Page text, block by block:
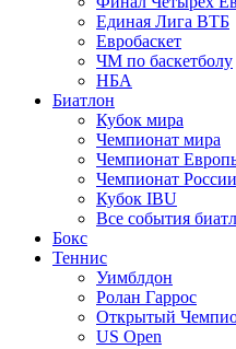
Единая Лига ВТБ
Евробаскет
ЧМ по баскетболу
НБА
Биатлон
Кубок мира
Чемпионат мира
Чемпионат
Чемпионат России
Кубок IBU
Все события
Бокс
Теннис
Уимблдон
Ролан Гаррос
Открытый
US Open